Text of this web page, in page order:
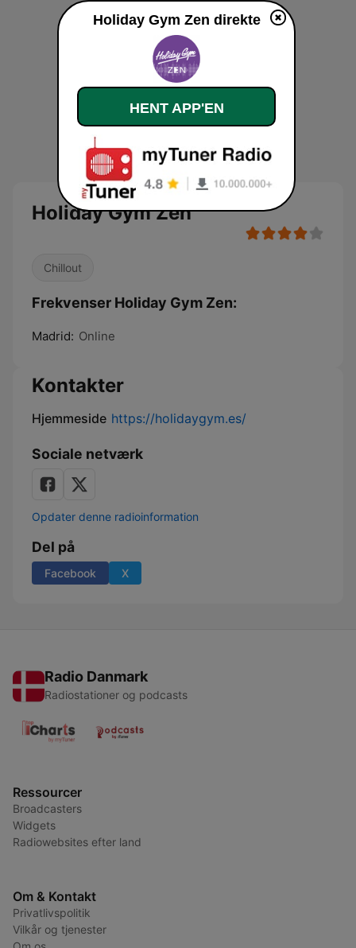
Holiday Gym Zen
Chillout
Frekvenser Holiday Gym Zen:
Madrid: Online
Kontakter
Hjemmeside https://holidaygym.es/
Sociale netværk
Opdater denne radioinformation
Del på
Facebook X
Radio Danmark
Radiostationer og podcasts
Ressourcer
Broadcasters
Widgets
Radiowebsites efter land
Om & Kontakt
Privatlivspolitik
Vilkår og tjenester
Holiday Gym Zen direkte
HENT APP'EN